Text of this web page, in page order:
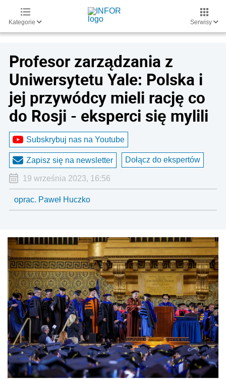
Kategorie Serwisy
Profesor zarządzania z
Uniwersytetu Yale: Polska i
jej przywódcy mieli rację co
do Rosji - eksperci się mylili
Subskrybuj nas na Youtube
Zapisz się na newsletter Dołącz do ekspertów
19 września 2023, 16:56
oprac. Paweł Huczko